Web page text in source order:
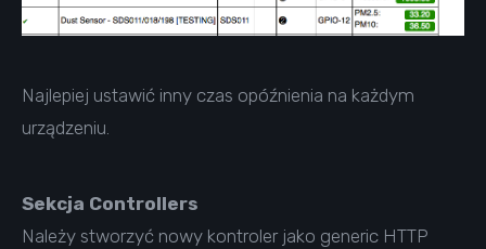
Najlepiej ustawić inny czas opóźnienia na każdym
urządzeniu.
Sekcja Controllers
Należy stworzyć nowy kontroler jako generic HTTP